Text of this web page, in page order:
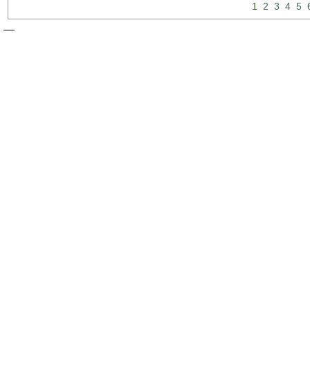
1 2 3 4 5